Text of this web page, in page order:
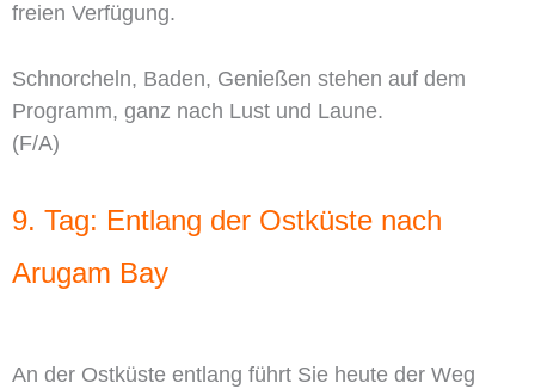
freien Verfügung.
Schnorcheln, Baden, Genießen stehen auf dem
Programm, ganz nach Lust und Laune.
(F/A)
9. Tag: Entlang der Ostküste nach
Arugam Bay
An der Ostküste entlang führt Sie heute der Weg